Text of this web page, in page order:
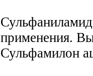
применения.
Сульфамилон